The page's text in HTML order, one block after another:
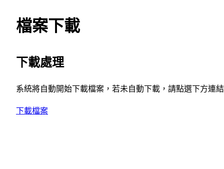
檔案下載
下載處理
系統將自動開始下載檔案，若未自動下載，請點選下方連
下載檔案